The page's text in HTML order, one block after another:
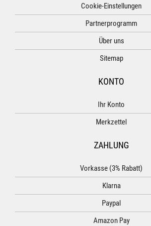
Cookie-Einstellungen
Partnerprogramm
Über uns
Sitemap
KONTO
Ihr Konto
Merkzettel
ZAHLUNG
Vorkasse (3% Rabatt)
Klarna
Paypal
Amazon Pay